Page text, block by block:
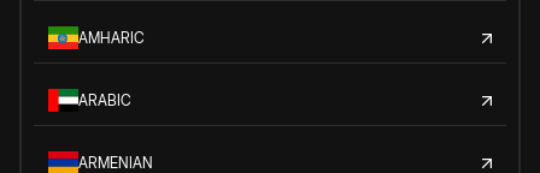
AMHARIC
ARABIC
ARMENIAN